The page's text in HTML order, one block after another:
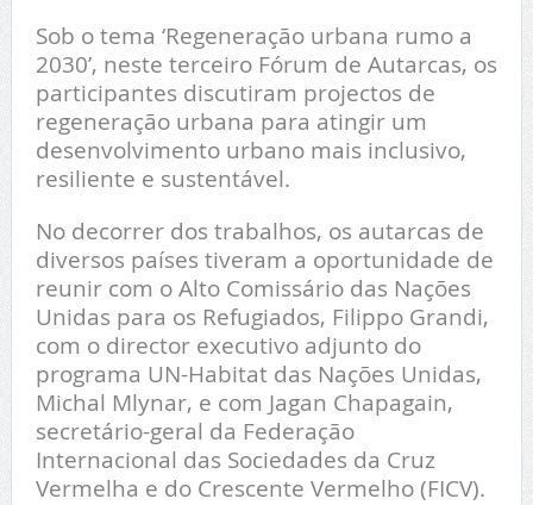
Sob o tema ‘Regeneração urbana rumo a
2030’, neste terceiro Fórum de Autarcas, os
participantes discutiram projectos de
regeneração urbana para atingir um
desenvolvimento urbano mais inclusivo,
resiliente e sustentável.
No decorrer dos trabalhos, os autarcas de
diversos países tiveram a oportunidade de
reunir com o Alto Comissário das Nações
Unidas para os Refugiados, Filippo Grandi,
com o director executivo adjunto do
programa UN-Habitat das Nações Unidas,
Michal Mlynar, e com Jagan Chapagain,
secretário-geral da Federação
Internacional das Sociedades da Cruz
Vermelha e do Crescente Vermelho (FICV).